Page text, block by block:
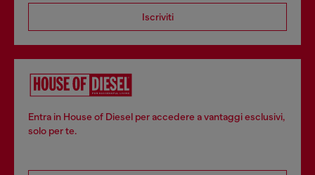
Iscriviti
Entra in House of Diesel per accedere a vantaggi esclusivi,
solo per te.